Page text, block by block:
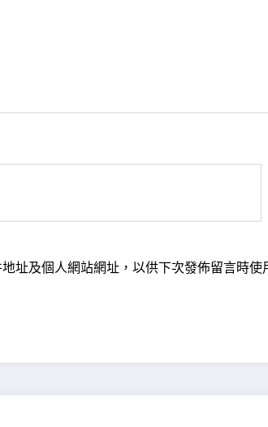
址及個人網站網址，以供下次發佈留言時使